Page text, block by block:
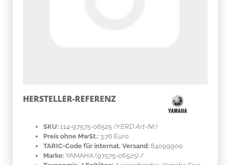
HERSTELLER-REFERENZ
SKU: 114-97575-06525 (YERD Art-Nr.)
Preis ohne MwSt.: 3.76 Euro
TARIC-Code für internat. Versand: 84099900
Marke: YAMAHA (97575-06525) /